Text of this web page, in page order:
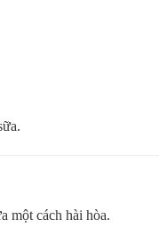
một cách hài hòa.